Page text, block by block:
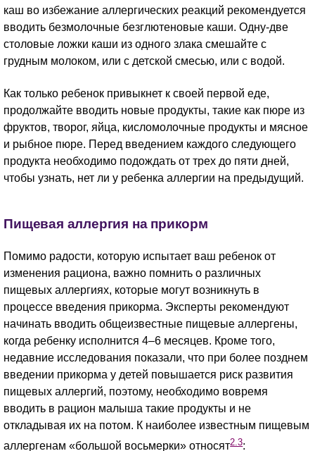
каш во избежание аллергических реакций рекомендуется
вводить безмолочные безглютеновые каши. Одну-две
столовые ложки каши из одного злака смешайте с
грудным молоком, или с детской смесью, или с водой.
Как только ребенок привыкнет к своей первой еде,
продолжайте вводить новые продукты, такие как пюре из
фруктов, творог, яйца, кисломолочные продукты и мясное
и рыбное пюре. Перед введением каждого следующего
продукта необходимо подождать от трех до пяти дней,
чтобы узнать, нет ли у ребенка аллергии на предыдущий.
Пищевая аллергия на прикорм
Помимо радости, которую испытает ваш ребенок от
изменения рациона, важно помнить о различных
пищевых аллергиях, которые могут возникнуть в
процессе введения прикорма. Эксперты рекомендуют
начинать вводить общеизвестные пищевые аллергены,
когда ребенку исполнится 4–6 месяцев. Кроме того,
недавние исследования показали, что при более позднем
введении прикорма у детей повышается риск развития
пищевых аллергий, поэтому, необходимо вовремя
вводить в рацион малыша такие продукты и не
откладывая их на потом. К наиболее известным пищевым
аллергенам «большой восьмерки» относят2.3: